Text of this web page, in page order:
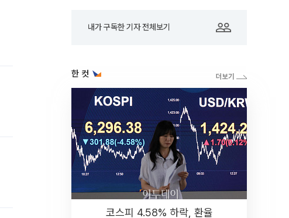
내가 구독한 기자 전체보기
한 컷
코스피 4.58% 하락, 환율